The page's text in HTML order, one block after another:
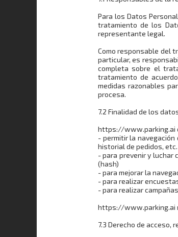
Para los Datos
tratamiento de los
representante legal.
Como responsable del
particular, es
completa sobre el
tratamiento de
medidas razonables
procesa.
7.2 Finalidad de los
https://www.parking.ai
- permitir la
historial de pedidos, etc.
- para prevenir y luchar
(hash)
- para mejorar la
- para realizar
- para realizar
https://www.parking.ai
7.3 Derecho de acceso,